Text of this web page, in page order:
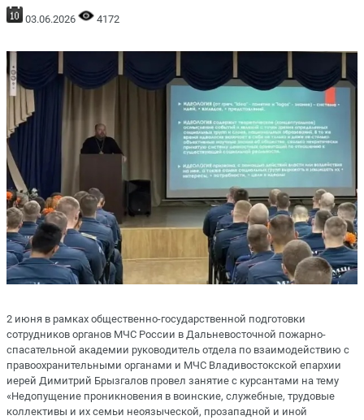
03.06.2026 4172
2 июня в рамках общественно-государственной подготовки
сотрудников органов МЧС России в Дальневосточной пожарно-
спасательной академии руководитель отдела по взаимодействию с
правоохранительными органами и МЧС Владивостокской епархии
иерей Димитрий Брызгалов провел занятие с курсантами на тему
«Недопущение проникновения в воинские, служебные, трудовые
коллективы и их семьи неоязыческой, прозападной и иной